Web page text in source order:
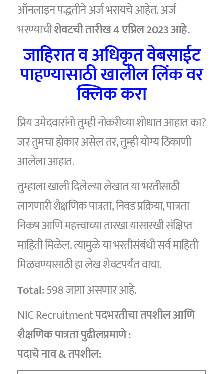
ऑनलाइन पद्धतीने अर्ज भरायचे आहेत. अर्ज
भरण्याचीशेवटची तारीख 4 एप्रिल 2023 आहे.
जाहिरात व अधिकृत वेबसाईट
पाहण्यासाठी खालील लिंक वर
क्लिक करा
प्रिय उमेदवारांनो तुम्ही नोकरीच्या शोधात आहात का?
जर तुमचा होकार असेल तर, तुम्ही योग्य ठिकाणी
आलेला आहात.
तुम्हाला खाली दिलेल्या लेखात या भरतीसाठी
लागणारी शैक्षणिक पात्रता, निवड प्रक्रिया, पात्रता
निकष आणि महत्त्वाच्या तारखा यासारखी संक्षिप्त
माहिती मिळेल. त्यामुळे या भरतीसंबंधी सर्व माहिती
मिळवण्यासाठी हा लेख शेवटपर्यंत वाचा.
Total:598 जागा असणार आहे.
NIC Recruitmentपदभरतीचा तपशील आणि
शैक्षणिक पात्रता पुढीलप्रमाणे :
पदाचे नाव & तपशील: